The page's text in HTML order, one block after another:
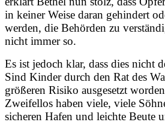
in keiner Weise daran gehindert
werden, die Behörden zu
nicht immer so.
Es ist jedoch klar, dass dies nicht
Sind Kinder durch den Rat des
größeren Risiko ausgesetzt
Zweifellos haben viele, viele
sicheren Hafen und leichte Beute